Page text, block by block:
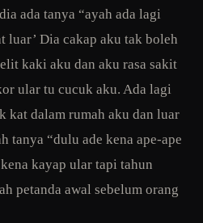
ada tanya “ayah ada lagi
luar’ Dia cakap aku tak boleh
kaki aku dan aku rasa sakit
ular tu cucuk aku. Ada lagi
kat dalam rumah aku dan luar
tanya “dulu ade kena ape-ape
kayap ular tapi tahun
petanda awal sebelum orang